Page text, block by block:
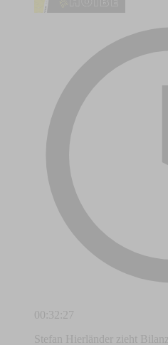
00:32:27
Stefan Hierländer zieht